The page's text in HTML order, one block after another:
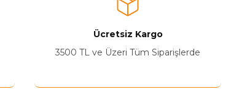
Ücretsiz Kargo
3500 TL ve Üzeri Tüm Siparişlerde